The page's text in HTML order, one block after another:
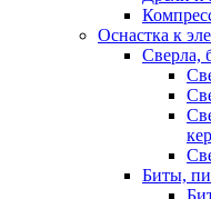
Оснастка к
Сверла,
Биты,